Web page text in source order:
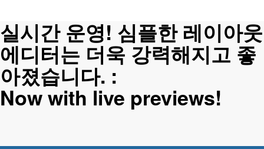
실시간 운영! 심플한 레이아웃
에디터는 더욱 강력해지고 좋
아졌습니다. :
Now with live previews!